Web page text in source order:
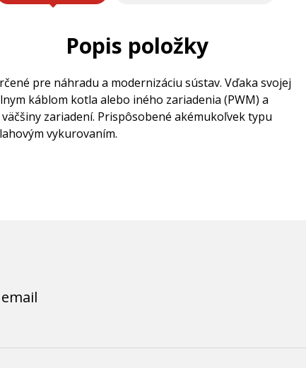
Popis položky
pre náhradu a modernizáciu sústav. Vďaka svojej
káblom kotla alebo iného zariadenia (PWM) a
zariadení. Prispôsobené akémukoľvek typu
vykurovaním.